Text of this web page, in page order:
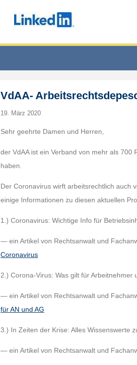
VdAA-
19. März 2020
Sehr geehrte Damen und Herren,
der VdAA ist ein Verband von mehr als 700
haben.
Der Coronavirus wirft arbeitsrechtlich auch
einige Informationen zu diesen aktuellen
1.) Coronavirus: Wichtige Info für
— ein Artikel von Rechtsanwalt und
Coronavirus
2.) Corona-Virus: Was gilt für
— ein Artikel von Rechtsanwalt und
für AN und AG
3.) In Zeiten der Krise: Alles Wissenswerte
— ein Artikel von Rechtsanwalt und